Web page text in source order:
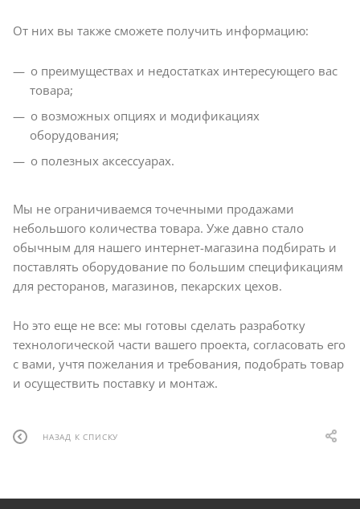
От них вы также сможете получить информацию:
о преимуществах и недостатках интересующего вас
товара;
о возможных опциях и модификациях
оборудования;
о полезных аксессуарах.
Мы не ограничиваемся точечными продажами
небольшого количества товара. Уже давно стало
обычным для нашего интернет-магазина подбирать и
поставлять оборудование по большим спецификациям
для ресторанов, магазинов, пекарских цехов.
Но это еще не все: мы готовы сделать разработку
технологической части вашего проекта, согласовать его
с вами, учтя пожелания и требования, подобрать товар
и осуществить поставку и монтаж.
НАЗАД К СПИСКУ